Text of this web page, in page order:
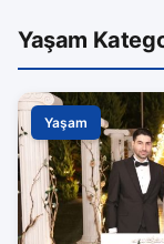
Yaşam
Yaşam